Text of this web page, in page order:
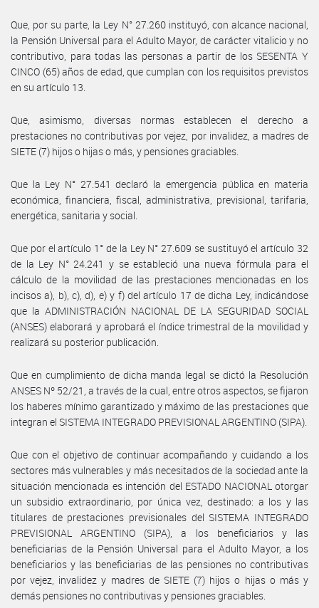
Que, por su parte, la Ley N° 27.260 instituyó, con alcance nacional,
la Pensión Universal para el Adulto Mayor, de carácter vitalicio y no
contributivo, para todas las personas a partir de los SESENTA Y
CINCO (65) años de edad, que cumplan con los requisitos previstos
en su artículo 13.
Que, asimismo, diversas normas establecen el derecho a
prestaciones no contributivas por vejez, por invalidez, a madres de
SIETE (7) hijos o hijas o más, y pensiones graciables.
Que la Ley N° 27.541 declaró la emergencia pública en materia
económica, financiera, fiscal, administrativa, previsional, tarifaria,
energética, sanitaria y social.
Que por el artículo 1° de la Ley N° 27.609 se sustituyó el artículo 32
de la Ley N° 24.241 y se estableció una nueva fórmula para el
cálculo de la movilidad de las prestaciones mencionadas en los
incisos a), b), c), d), e) y f) del artículo 17 de dicha Ley, indicándose
que la ADMINISTRACIÓN NACIONAL DE LA SEGURIDAD SOCIAL
(ANSES) elaborará y aprobará el índice trimestral de la movilidad y
realizará su posterior publicación.
Que en cumplimiento de dicha manda legal se dictó la Resolución
ANSES Nº 52/21, a través de la cual, entre otros aspectos, se fijaron
los haberes mínimo garantizado y máximo de las prestaciones que
integran el SISTEMA INTEGRADO PREVISIONAL ARGENTINO (SIPA).
Que con el objetivo de continuar acompañando y cuidando a los
sectores más vulnerables y más necesitados de la sociedad ante la
situación mencionada es intención del ESTADO NACIONAL otorgar
un subsidio extraordinario, por única vez, destinado: a los y las
titulares de prestaciones previsionales del SISTEMA INTEGRADO
PREVISIONAL ARGENTINO (SIPA), a los beneficiarios y las
beneficiarias de la Pensión Universal para el Adulto Mayor, a los
beneficiarios y las beneficiarias de las pensiones no contributivas
por vejez, invalidez y madres de SIETE (7) hijos o hijas o más y
demás pensiones no contributivas y pensiones graciables.